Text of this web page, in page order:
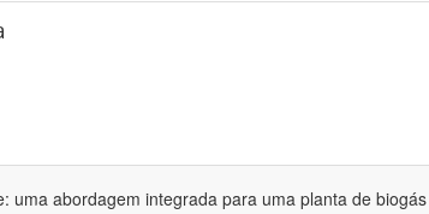
uma abordagem integrada para uma planta de biogás